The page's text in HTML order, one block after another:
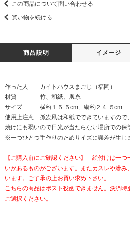
この商品について問い合わせる
買い物を続ける
商品説明 イメージ
作った人 カイトハウスまごじ（福岡）
材質 竹、和紙、凧糸
サイズ 横約１５.５cm、縦約２４.５cm
使用上注意 孫次凧は和紙でできていますので
焼けにも弱いので日光が当たらない場所での
※一つひとつ手作りのためサイズに誤差が生じ
【ご購入前にご確認ください】 絵付けは一つ
いがあるものがございます。またカスレや滲
います。ご了承の上お買い求め下さい。
こちらの商品はポスト投函できません。決済
ご選択ください。